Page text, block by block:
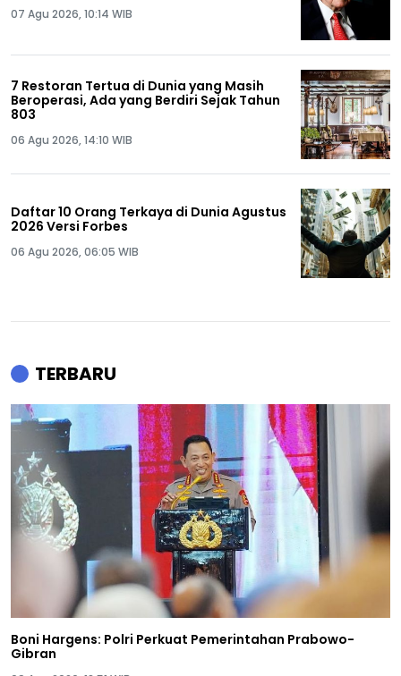
07 Agu 2026, 10:14 WIB
7 Restoran Tertua di Dunia yang Masih
Beroperasi, Ada yang Berdiri Sejak Tahun
803
06 Agu 2026, 14:10 WIB
Daftar 10 Orang Terkaya di Dunia Agustus
2026 Versi Forbes
06 Agu 2026, 06:05 WIB
TERBARU
Boni Hargens: Polri Perkuat Pemerintahan Prabowo-
Gibran